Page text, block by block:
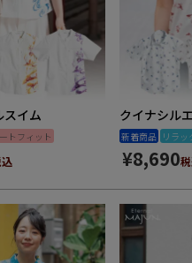
スイム
トフィット
クイナシル
新着商品 リラッ
¥8,690